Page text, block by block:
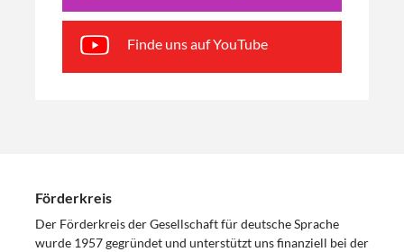
Finde uns auf YouTube
Förderkreis
Der Förderkreis der Gesellschaft für deutsche Sprache
wurde 1957 gegründet und unterstützt uns finanziell bei der